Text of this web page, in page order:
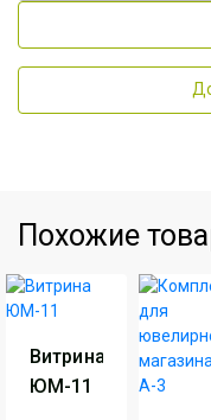
Похожие
Витрина
ЮМ-11